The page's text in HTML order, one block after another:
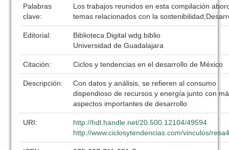
Palabras
clave:
Los trabajos reunidos en esta compilación
temas relacionados con la
Editorial:
Biblioteca Digital wdg.biblio
Universidad de Guadalajara
Citación: Ciclos y tendencias en el desarrollo de México
Descripción:
Con datos y análisis, se refieren al consumo
dispendioso de recursos y energía junto con
aspectos importantes de desarrollo
URI:
http://hdl.handle.net/20.500.12104/49594
http://www.ciclosytendencias.com/vinculos/